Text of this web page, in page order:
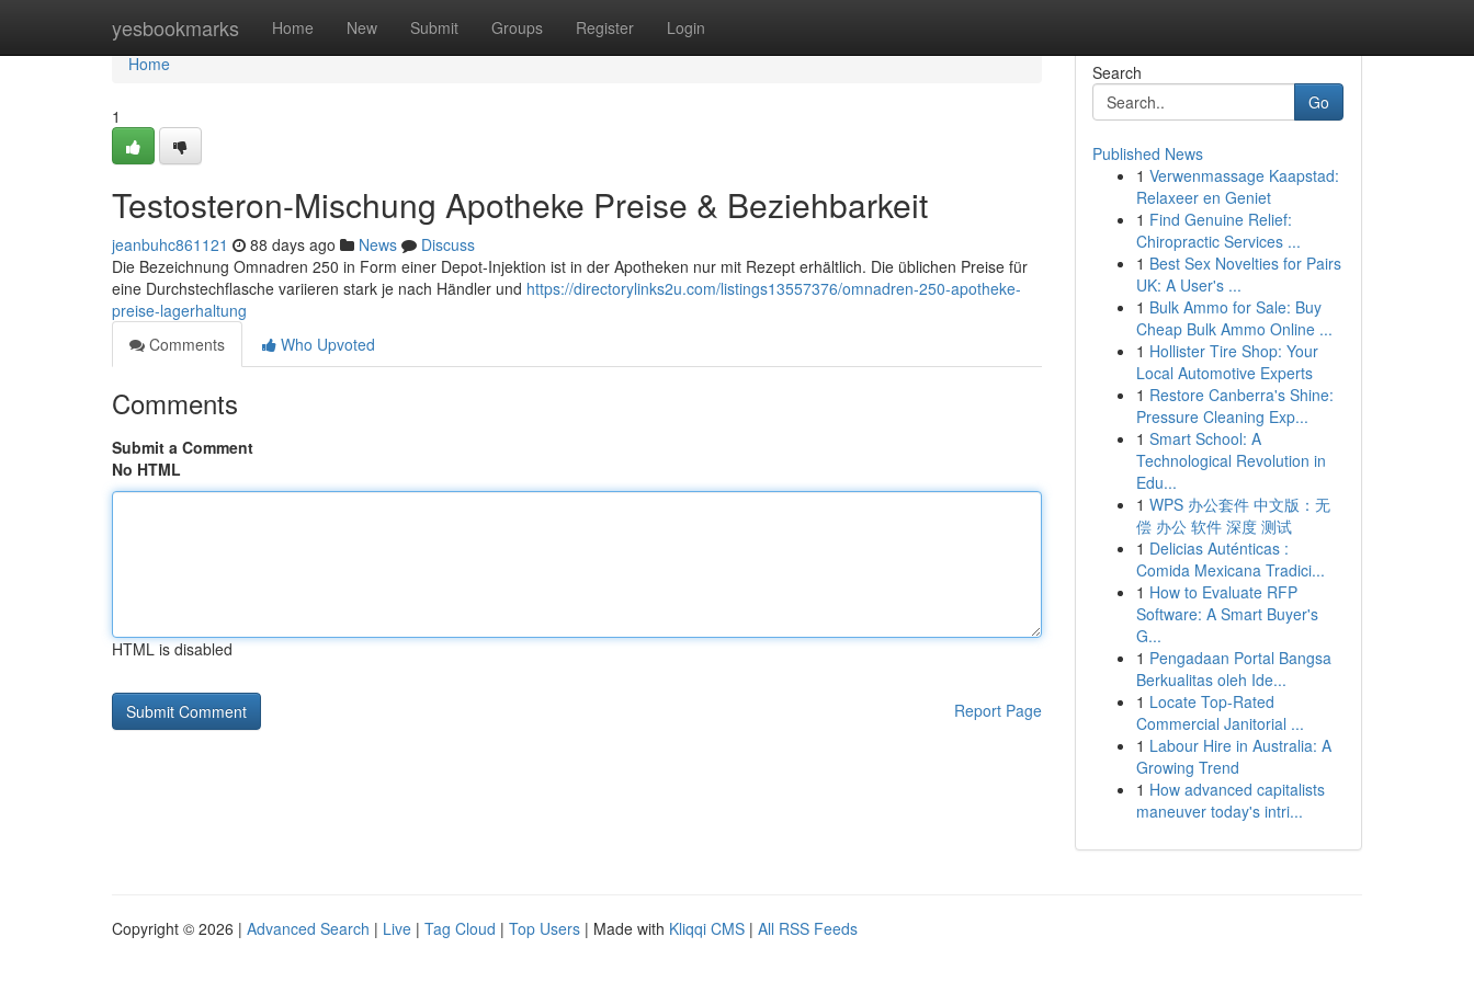
yesbookmarks Home New Submit Groups Register Login
Home
Home
1
Testosteron-Mischung Apotheke Preise & Beziehbarkeit
jeanbuhc861121 88 days ago News
Discuss
Die Bezeichnung Omnadren 250 in Form einer Depot-Injektion ist in der Apotheken nur mit Rezept erhältlich. Die üblichen Preise für
eine Durchstechflasche variieren stark je nach Händler und https://directorylinks2u.com/listings13557376/omnadren-250-apotheke-
preise-lagerhaltung
Comments
Who Upvoted
Comments
Submit a Comment
No HTML
HTML is disabled
Report Page
Search
Go
Published News
1 Verwenmassage Kaapstad:
Relaxeer en Geniet
1 Find Genuine Relief:
Chiropractic Services ...
1 Best Sex Novelties for Pairs
UK: A User's ...
1 Bulk Ammo for Sale: Buy
Cheap Bulk Ammo Online ...
1 Hollister Tire Shop: Your
Local Automotive Experts
1 Restore Canberra's Shine:
Pressure Cleaning Exp...
1 Smart School: A
Technological Revolution in
Edu...
1 WPS 办公套件 中文版：无
偿 办公 软件 深度 测试
1 Delicias Auténticas :
Comida Mexicana Tradici...
1 How to Evaluate RFP
Software: A Smart Buyer's
G...
1 Pengadaan Portal Bangsa
Berkualitas oleh Ide...
1 Locate Top-Rated
Commercial Janitorial ...
1 Labour Hire in Australia: A
Growing Trend
1 How advanced capitalists
maneuver today's intri...
Copyright © 2026 | Advanced Search | Live | Tag Cloud | Top Users | Made with Kliqqi CMS | All RSS Feeds